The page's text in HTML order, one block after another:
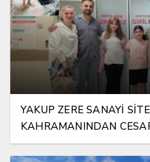
YAKUP ZERE SANAYİ
KAHRAMANINDAN